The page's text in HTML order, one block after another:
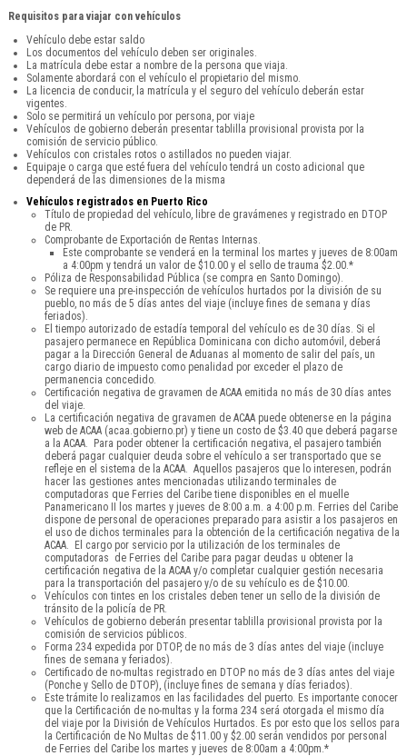
Requisitos para viajar con vehículos
Vehículo debe estar saldo
Los documentos del vehículo deben ser originales.
La matrícula debe estar a nombre de la persona que viaja.
Solamente abordará con el vehículo el propietario del mismo.
La licencia de conducir, la matrícula y el seguro del vehículo deberán estar
vigentes.
Solo se permitirá un vehículo por persona, por viaje
Vehículos de gobierno deberán presentar tablilla provisional provista por la
comisión de servicio público.
Vehículos con cristales rotos o astillados no pueden viajar.
Equipaje o carga que esté fuera del vehículo tendrá un costo adicional que
dependerá de las dimensiones de la misma
Vehículos registrados en Puerto Rico
Título de propiedad del vehículo, libre de gravámenes y registrado en DTOP
de PR.
Comprobante de Exportación de Rentas Internas.
Este comprobante se venderá en la terminal los martes y jueves de 8:00am
a 4:00pm y tendrá un valor de $10.00 y el sello de trauma $2.00.*
Póliza de Responsabilidad Pública (se compra en Santo Domingo).
Se requiere una pre-inspección de vehículos hurtados por la división de su
pueblo, no más de 5 días antes del viaje (incluye fines de semana y días
feriados).
El tiempo autorizado de estadía temporal del vehículo es de 30 días. Si el
pasajero permanece en República Dominicana con dicho automóvil, deberá
pagar a la Dirección General de Aduanas al momento de salir del país, un
cargo diario de impuesto como penalidad por exceder el plazo de
permanencia concedido.
Certificación negativa de gravamen de ACAA emitida no más de 30 días antes
del viaje.
La certificación negativa de gravamen de ACAA puede obtenerse en la página
web de ACAA (acaa.gobierno.pr) y tiene un costo de $3.40 que deberá pagarse
a la ACAA. Para poder obtener la certificación negativa, el pasajero también
deberá pagar cualquier deuda sobre el vehículo a ser transportado que se
refleje en el sistema de la ACAA. Aquellos pasajeros que lo interesen, podrán
hacer las gestiones antes mencionadas utilizando terminales de
computadoras que Ferries del Caribe tiene disponibles en el muelle
Panamericano II los martes y jueves de 8:00 a.m. a 4:00 p.m. Ferries del Caribe
dispone de personal de operaciones preparado para asistir a los pasajeros en
el uso de dichos terminales para la obtención de la certificación negativa de la
ACAA. El cargo por servicio por la utilización de los terminales de
computadoras de Ferries del Caribe para pagar deudas u obtener la
certificación negativa de la ACAA y/o completar cualquier gestión necesaria
para la transportación del pasajero y/o de su vehículo es de $10.00.
Vehículos con tintes en los cristales deben tener un sello de la división de
tránsito de la policía de PR.
Vehículos de gobierno deberán presentar tablilla provisional provista por la
comisión de servicios públicos.
Forma 234 expedida por DTOP, de no más de 3 días antes del viaje (incluye
fines de semana y feriados).
Certificado de no-multas registrado en DTOP no más de 3 días antes del viaje
(Ponche y Sello de DTOP), (incluye fines de semana y días feriados).
Este trámite lo realizamos en las facilidades del puerto. Es importante conocer
que la Certificación de no-multas y la forma 234 será otorgada el mismo día
del viaje por la División de Vehículos Hurtados. Es por esto que los sellos para
la Certificación de No Multas de $11.00 y $2.00 serán vendidos por personal
de Ferries del Caribe los martes y jueves de 8:00am a 4:00pm.*